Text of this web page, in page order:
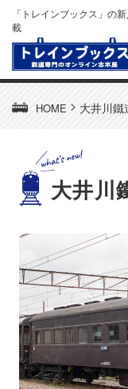
「トレインブックス」の
載
HOME > 大井川鐵
大井川